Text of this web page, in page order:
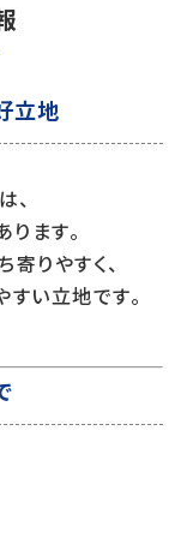
立地
、
ます。
りやすく、
い立地です。